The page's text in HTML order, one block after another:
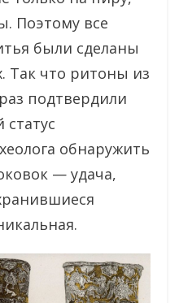
Поэтому все
были сделаны
Так что ритоны из
подтвердили
обнаружить
— удача,